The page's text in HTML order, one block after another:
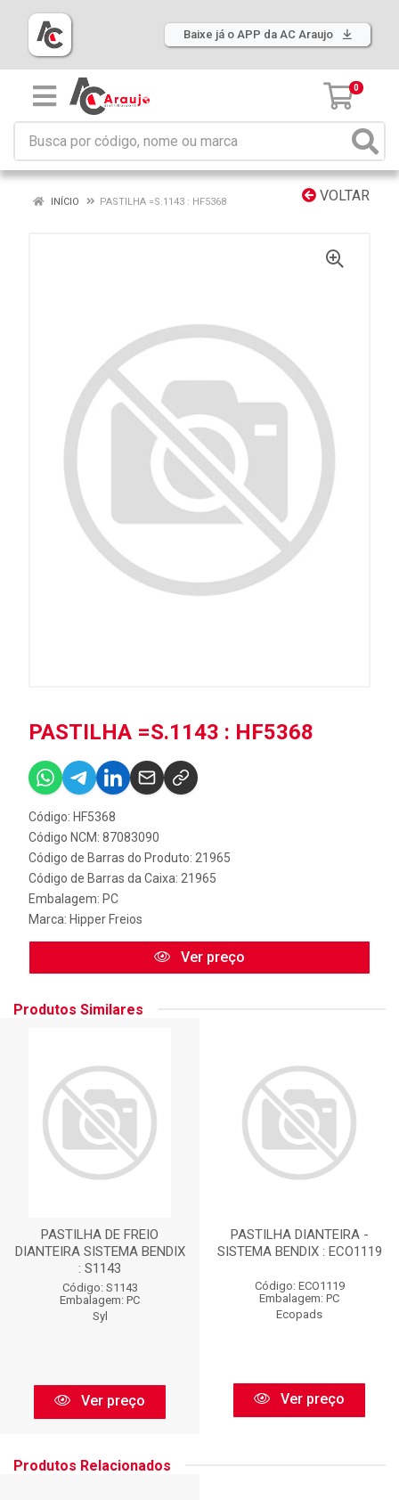
Baixe já o APP da AC Araujo
0
VOLTAR
INÍCIO PASTILHA =S.1143 : HF5368
PASTILHA =S.1143 : HF5368
Código: HF5368
Código NCM: 87083090
Código de Barras do Produto: 21965
Código de Barras da Caixa: 21965
Embalagem: PC
Marca: Hipper Freios
Ver preço
Produtos Similares
PASTILHA DE FREIO
DIANTEIRA SISTEMA BENDIX
: S1143
Código: S1143
Embalagem: PC
Syl
Ver preço
PASTILHA DIANTEIRA -
SISTEMA BENDIX : ECO1119
Código: ECO1119
Embalagem: PC
Ecopads
Ver preço
Produtos Relacionados